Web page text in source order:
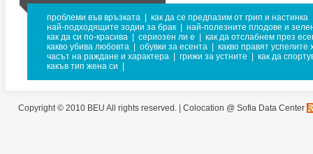
проблеми във връзката как да се предпазим от грип и настинка
най-подходящите зодии за брак
най-полезните плодове и
как да си по-красива
сериозен ли е
как да отслабнем през
какво убива любовта
обувки за есента
какво правят успелите
часът на раждане и характера
грижи за устните
как да
какъв тип жена си
Copyright © 2010 BEU All rights reserved. | Colocation @ Sofia Data Center